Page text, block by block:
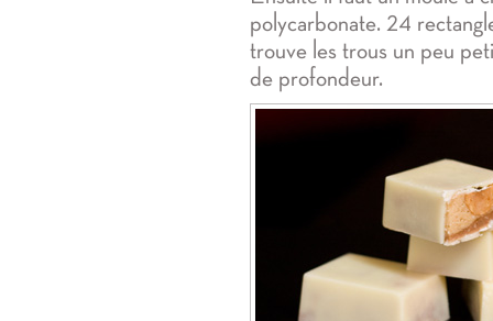
polycarbonate. 24
trouve les trous un peu
de profondeur.